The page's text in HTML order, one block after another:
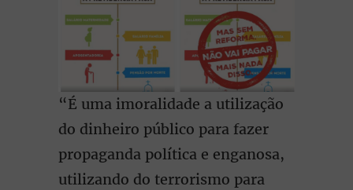
“É uma imoralidade a utilização
do dinheiro público para fazer
propaganda política e enganosa,
utilizando do terrorismo para